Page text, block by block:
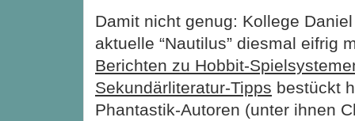
Damit nicht genug: Kollege
aktuelle “Nautilus” diesmal eifrig
Berichten zu Hobbit-
Sekundärliteratur-Tipps bestückt
Phantastik-Autoren (unter ihnen